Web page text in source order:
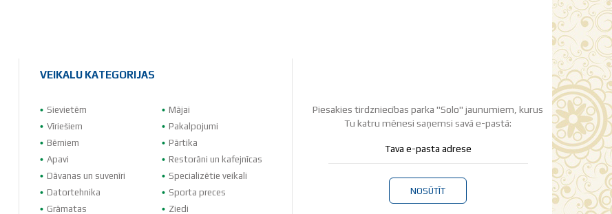
VEIKALU KATEGORIJAS
Sievietēm
Vīriešiem
Bērniem
Apavi
Dāvanas un suvenīri
Datortehnika
Grāmatas
Mājai
Pakalpojumi
Pārtika
Restorāni un kafejnīcas
Specializētie veikali
Sporta preces
Ziedi
Piesakies tirdzniecības parka "Solo" jaunumiem, kurus
Tu katru mēnesi saņemsi savā e-pastā:
NOSŪTĪT